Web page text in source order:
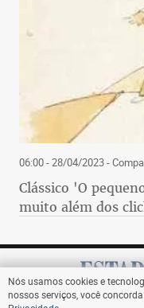
06:00 - 28/04/2023-
Clássico 'O
muito além dos
Nós usamos cookies e
nossos serviços, você